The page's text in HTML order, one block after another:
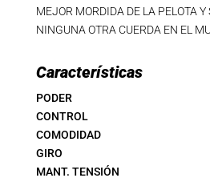
MEJOR MORDIDA DE LA PELOTA
NINGUNA OTRA CUERDA EN EL
Características
PODER
CONTROL
COMODIDAD
GIRO
MANT. TENSIÓN